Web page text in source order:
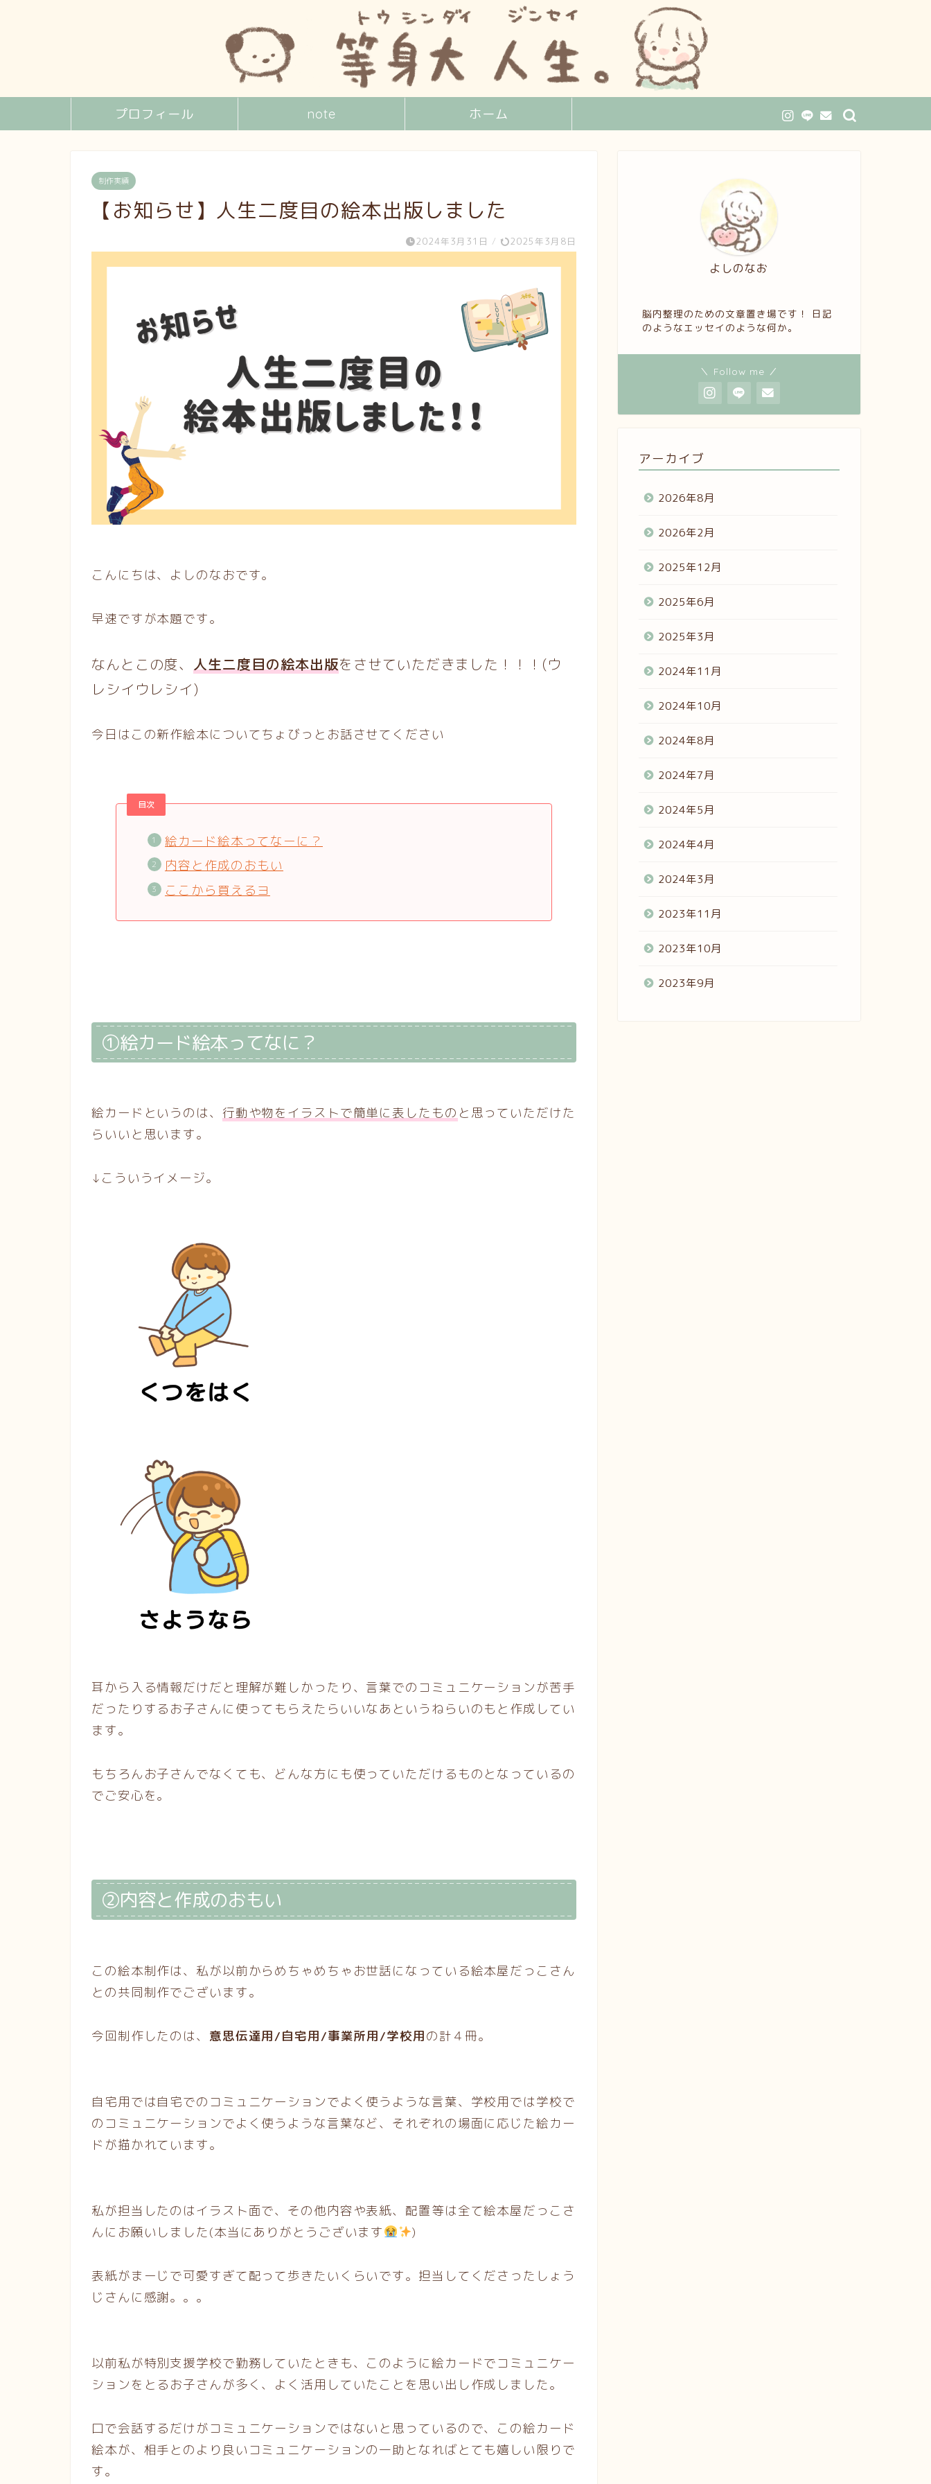
プロフィール note ホーム
制作実績
【お知らせ】人生二度目の絵本出版しました
2024年3月31日 / 2025年3月8日
こんにちは、よしのなおです。
早速ですが本題です。
なんとこの度、 人生二度目の絵本出版をさせていただきました！！！(ウ
レシイウレシイ)
今日はこの新作絵本についてちょびっとお話させてください
目次
絵カード絵本ってなーに？
内容と作成のおもい
ここから買えるヨ
①絵カード絵本ってなに？
絵カードというのは、 行動や物をイラストで簡単に表したもの と思っていただけた
らいいと思います。
↓こういうイメージ。
耳から入る情報だけだと理解が難しかったり、言葉でのコミュニケーションが苦手
だったりするお子さんに使ってもらえたらいいなあというねらいのもと作成してい
ます。
もちろんお子さんでなくても、どんな方にも使っていただけるものとなっているの
でご安心を。
②内容と作成のおもい
この絵本制作は、私が以前からめちゃめちゃお世話になっている絵本屋だっこさん
との共同制作でございます。
今回制作したのは、 意思伝達用/自宅用/事業所用/学校用の計４冊。
自宅用では自宅でのコミュニケーションでよく使うような言葉、学校用では学校で
のコミュニケーションでよく使うような言葉など、それぞれの場面に応じた絵カー
ドが描かれています。
私が担当したのはイラスト面で、その他内容や表紙、配置等は全て絵本屋だっこさ
んにお願いしました(本当にありがとうございます
)
表紙がまーじで可愛すぎて配って歩きたいくらいです。担当してくださったしょう
じさんに感謝。。。
以前私が特別支援学校で勤務していたときも、このように絵カードでコミュニケー
ションをとるお子さんが多く、よく活用していたことを思い出し作成しました。
口で会話するだけがコミュニケーションではないと思っているので、この絵カード
絵本が、相手とのより良いコミュニケーションの一助となればとても嬉しい限りで
す。
よしのなお
脳内整理のための文章置き場です！ 日記
のようなエッセイのような何か。
＼ Follow me ／
アーカイブ
2026年8月
2026年2月
2025年12月
2025年6月
2025年3月
2024年11月
2024年10月
2024年8月
2024年7月
2024年5月
2024年4月
2024年3月
2023年11月
2023年10月
2023年9月